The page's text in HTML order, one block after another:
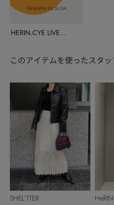
HERIN.CYE LIVE
このアイテムを使ったスタ
SHEL’TTER